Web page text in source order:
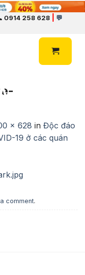
0914 258 628
💬
× 628 in Độc đáo
19 ở các quán
comment.